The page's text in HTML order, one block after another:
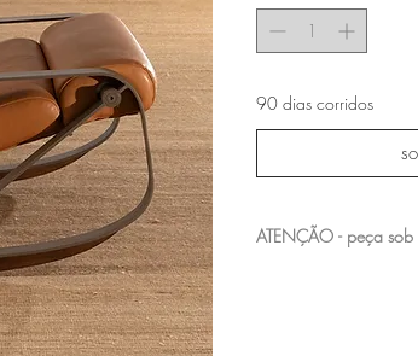
90 dias corridos
ATENÇÃO - peça